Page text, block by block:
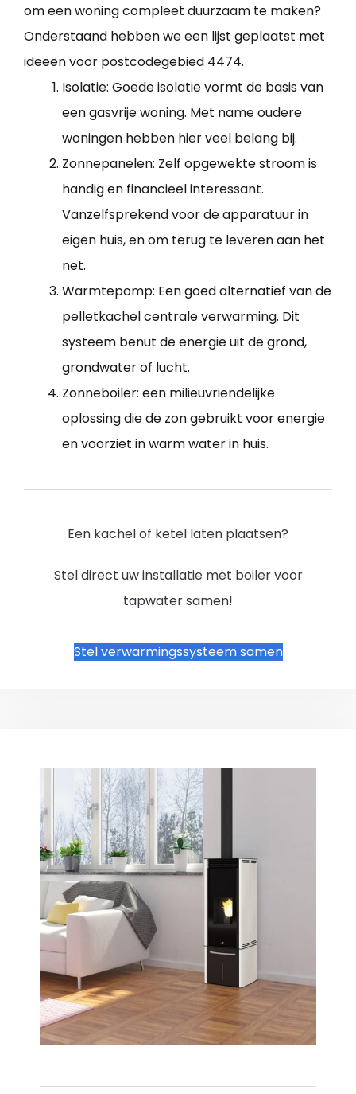
om een woning compleet duurzaam te maken?
Onderstaand hebben we een lijst geplaatst met
ideeën voor postcodegebied 4474.
Isolatie: Goede isolatie vormt de basis van
een gasvrije woning. Met name oudere
woningen hebben hier veel belang bij.
Zonnepanelen: Zelf opgewekte stroom is
handig en financieel interessant.
Vanzelfsprekend voor de apparatuur in
eigen huis, en om terug te leveren aan het
net.
Warmtepomp: Een goed alternatief van de
pelletkachel centrale verwarming. Dit
systeem benut de energie uit de grond,
grondwater of lucht.
Zonneboiler: een milieuvriendelijke
oplossing die de zon gebruikt voor energie
en voorziet in warm water in huis.
Een kachel of ketel laten plaatsen?
Stel direct uw installatie met boiler voor
tapwater samen!
Stel verwarmingssysteem samen